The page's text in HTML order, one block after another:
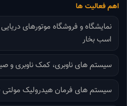
اهم فعالیت ها
اسب بخار
سیستم های ناوبری، کمک ناوبری و
سیستم های فرمان هیدرولیک